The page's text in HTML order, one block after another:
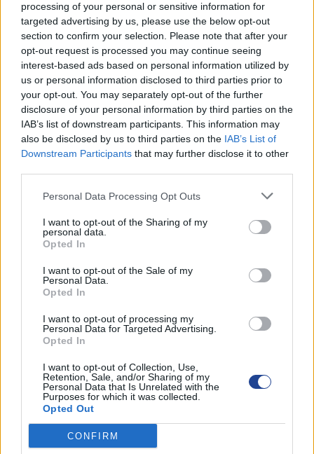
processing of your personal or sensitive information for
targeted advertising by us, please use the below opt-out
section to confirm your selection. Please note that after your
opt-out request is processed you may continue seeing
interest-based ads based on personal information utilized by
us or personal information disclosed to third parties prior to
your opt-out. You may separately opt-out of the further
disclosure of your personal information by third parties on the
IAB’s list of downstream participants. This information may
also be disclosed by us to third parties on the IAB’s List of
Downstream Participants that may further disclose it to other
Personal Data Processing Opt Outs
I want to opt-out of the Sharing of my
personal data.
Opted In
I want to opt-out of the Sale of my
Personal Data.
Opted In
I want to opt-out of processing my
Personal Data for Targeted Advertising.
Opted In
I want to opt-out of Collection, Use,
Retention, Sale, and/or Sharing of my
Personal Data that Is Unrelated with the
Purposes for which it was collected.
Opted Out
CONFIRM
πενταμενούς οικογένειας (Π.Ο.Π.Ο.). Η ηγεσία της
Οργάνωσης και οι Επαρχιακές Επιτροπές είναι στην διάθεση
σας για οποιαδήποτε ενημέρωση ή βοήθεια χρειαστεί να σας
παράσχουν. Μπορείτε να επικοινωνείτε με τα επαρχιακά
γραφεία όπου το προσωπικό είναι πρόθυμο να σας
εξυπηρετήσει.
ΜΕΝΟΥ
Επιτροπές
Φωτογραφικό αρχείο
Εκδηλώσεις
Εκπτωκατάλογος
Χρήσιμες Συνδέσεις
Επικοινωνία
ΑΝΑΚΟΙΝΩΣΕΙΣ
Λεμεσός
Λευκωσία- Κερύνεια